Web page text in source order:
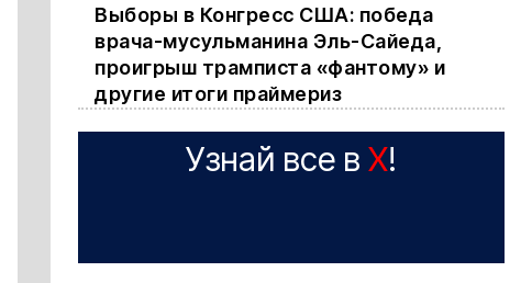
Выборы в Конгресс США: победа
врача-мусульманина Эль-Сайеда,
проигрыш трамписта «фантому» и
другие итоги праймериз
Узнай все в X!